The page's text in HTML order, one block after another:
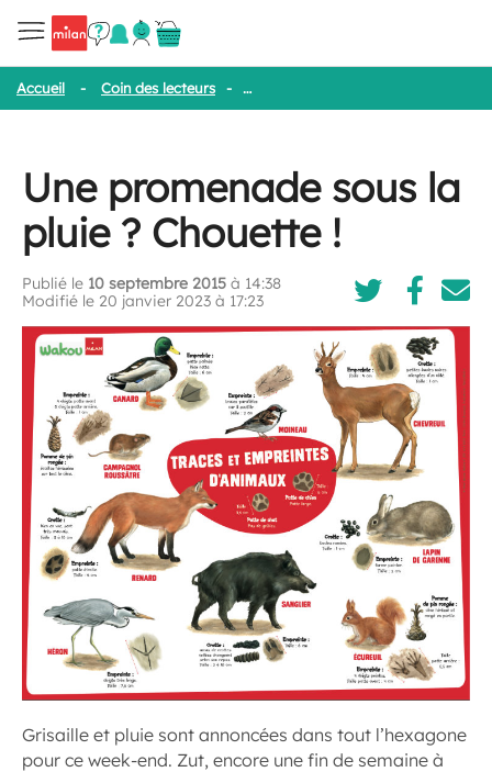
Accueil - Coin des lecteurs - Une promenade sous la pluie ?
Une promenade sous la
pluie ? Chouette !
Publié le 10 septembre 2015 à 14:38
Modifié le 20 janvier 2023 à 17:23
Grisaille et pluie sont annoncées dans tout l’hexagone
pour ce week-end. Zut, encore une fin de semaine à